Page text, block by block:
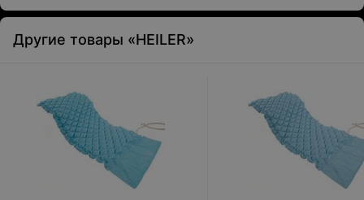
Другие товары «HEILER»